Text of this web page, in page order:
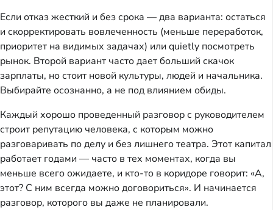
Если отказ жесткий и без срока — два варианта: остаться
и скорректировать вовлеченность (меньше переработок,
приоритет на видимых задачах) или quietly посмотреть
рынок. Второй вариант часто дает больший скачок
зарплаты, но стоит новой культуры, людей и начальника.
Выбирайте осознанно, а не под влиянием обиды.
Каждый хорошо проведенный разговор с руководителем
строит репутацию человека, с которым можно
разговаривать по делу и без лишнего театра. Этот капитал
работает годами — часто в тех моментах, когда вы
меньше всего ожидаете, и кто-то в коридоре говорит: «А,
этот? С ним всегда можно договориться». И начинается
разговор, которого вы даже не планировали.